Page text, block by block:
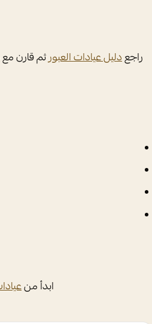
راجعدليل عيادات العبورثم قارن مع
ابدأ من